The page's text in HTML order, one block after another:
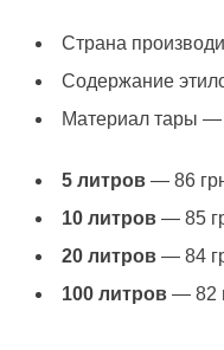
Страна
Содержание
Материал тары
5 литров — 86
10 литров — 85
20 литров — 84
100 литров — 82